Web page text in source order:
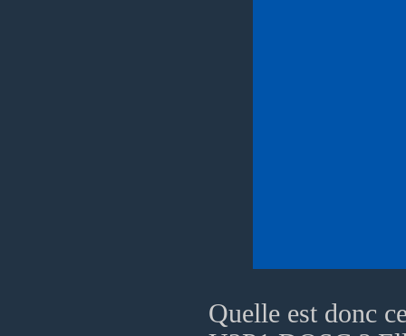
Quelle est donc